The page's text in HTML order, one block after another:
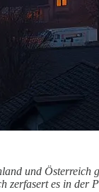
und
zerfasert es in